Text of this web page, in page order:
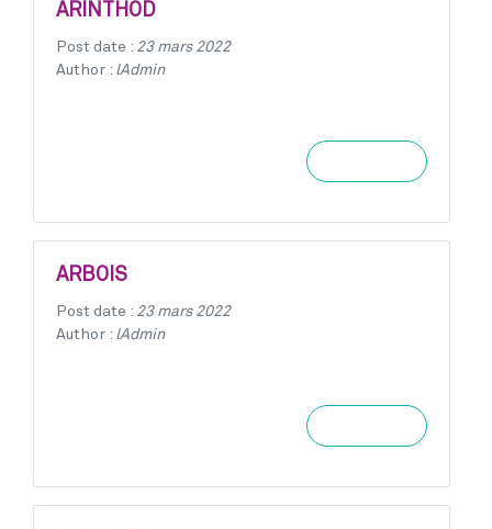
ARINTHOD
Post date : 23 mars 2022
Author : lAdmin
ARBOIS
Post date : 23 mars 2022
Author : lAdmin